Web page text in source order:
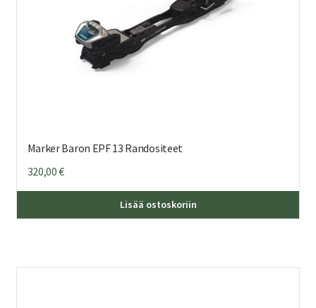
Marker Baron EPF 13 Randositeet
320,00€
Lisää ostoskoriin